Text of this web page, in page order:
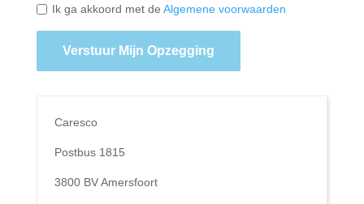
Ik ga akkoord met de Algemene voorwaarden
Verstuur Mijn Opzegging
Caresco
Postbus 1815
3800 BV Amersfoort